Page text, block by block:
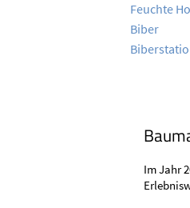
Feuchte
Biber
Im Jahr